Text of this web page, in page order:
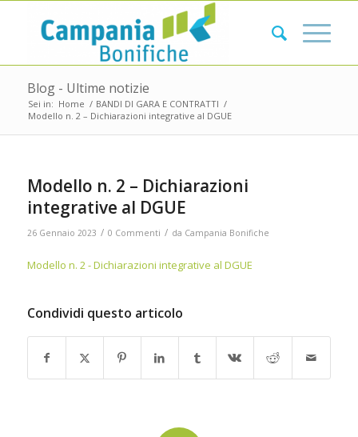
Blog - Ultime notizie
Sei in: Home / BANDI DI GARA E CONTRATTI /
Modello n. 2 – Dichiarazioni integrative al DGUE
Modello n. 2 – Dichiarazioni
integrative al DGUE
26 Gennaio 2023 / 0 Commenti / da Campania Bonifiche
Modello n. 2 - Dichiarazioni integrative al DGUE
Condividi questo articolo